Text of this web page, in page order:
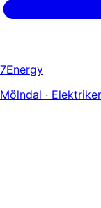
7Energy
Mölndal · Elektriker